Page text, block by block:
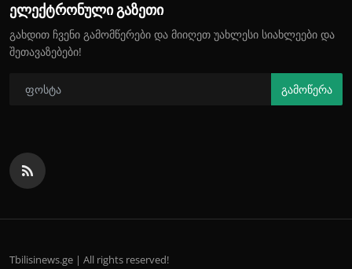
ელექტრონული გაზეთი
გახდით ჩვენი გამომწერები და მიიღეთ უახლესი სიახლეები და
შეთავაზებები!
გამოწერა
Tbilisinews.ge | All rights reserved!